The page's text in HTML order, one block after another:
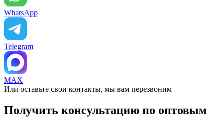
WhatsApp
Telegram
MAX
Или оставьте свои контакты, мы вам перезвоним
Получить консультацию по оптовым